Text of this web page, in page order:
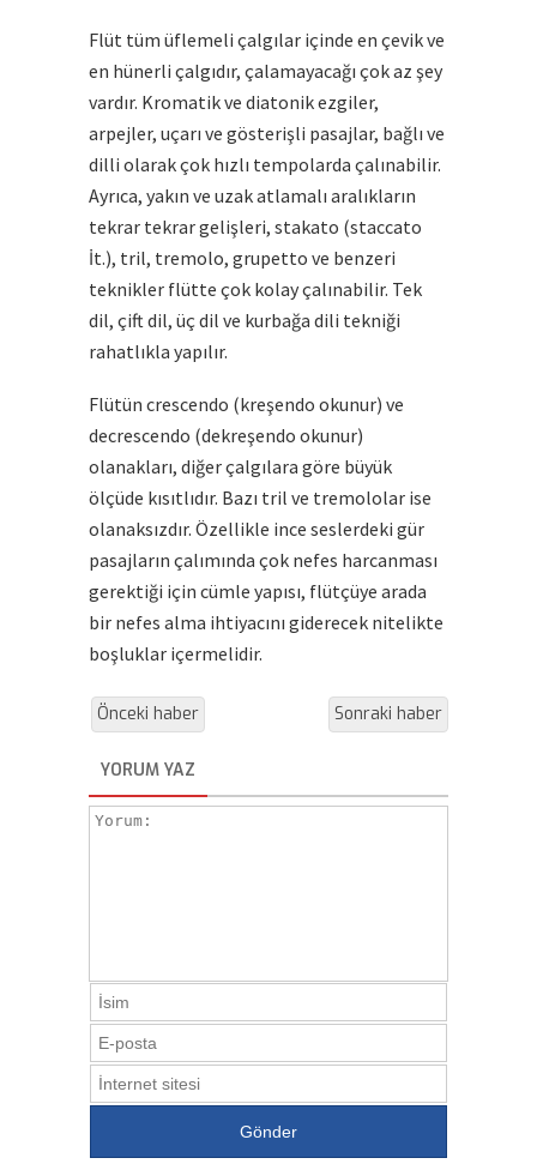
Flüt tüm üflemeli çalgılar içinde en çevik ve
en hünerli çalgıdır, çalamayacağı çok az şey
vardır. Kromatik ve diatonik ezgiler,
arpejler, uçarı ve gösterişli pasajlar, bağlı ve
dilli olarak çok hızlı tempolarda çalınabilir.
Ayrıca, yakın ve uzak atlamalı aralıkların
tekrar tekrar gelişleri, stakato (staccato
İt.), tril, tremolo, grupetto ve benzeri
teknikler flütte çok kolay çalınabilir. Tek
dil, çift dil, üç dil ve kurbağa dili tekniği
rahatlıkla yapılır.
Flütün crescendo (kreşendo okunur) ve
decrescendo (dekreşendo okunur)
olanakları, diğer çalgılara göre büyük
ölçüde kısıtlıdır. Bazı tril ve tremololar ise
olanaksızdır. Özellikle ince seslerdeki gür
pasajların çalımında çok nefes harcanması
gerektiği için cümle yapısı, flütçüye arada
bir nefes alma ihtiyacını giderecek nitelikte
boşluklar içermelidir.
Önceki haber Sonraki haber
YORUM YAZ